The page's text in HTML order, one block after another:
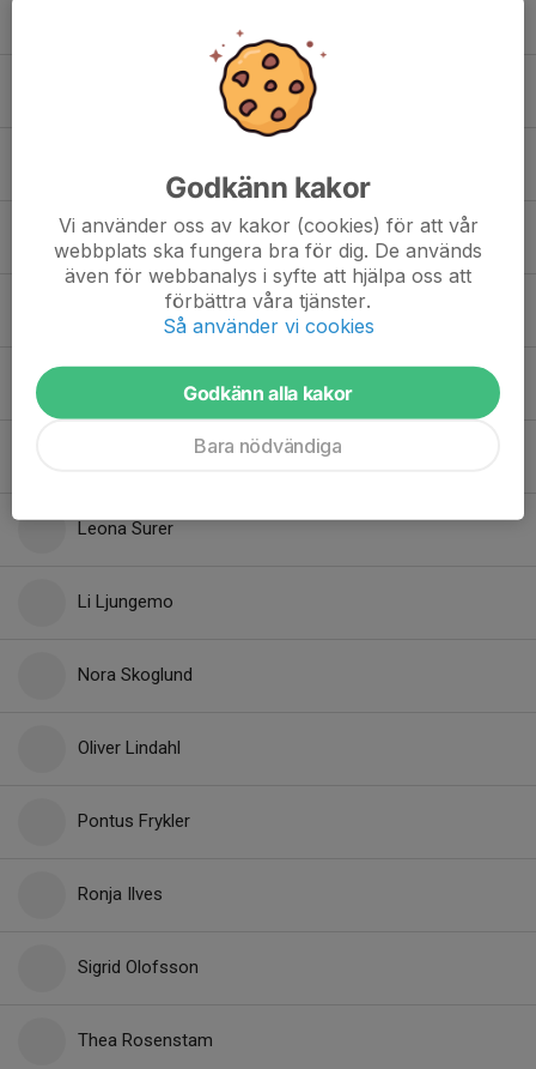
Gustav Johansson
Holger Bringsved
Isabell Dahlgren
Joline Zomaya
Leona Surer
Li Ljungemo
Nora Skoglund
Oliver Lindahl
Pontus Frykler
Ronja Ilves
Sigrid Olofsson
Thea Rosenstam
Godkänn kakor
Vi använder oss av kakor (cookies) för att vår
webbplats ska fungera bra för dig. De används
även för webbanalys i syfte att hjälpa oss att
förbättra våra tjänster.
Så använder vi cookies
Godkänn alla kakor
Bara nödvändiga